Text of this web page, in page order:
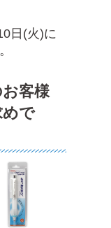
日(火)に
客様
で